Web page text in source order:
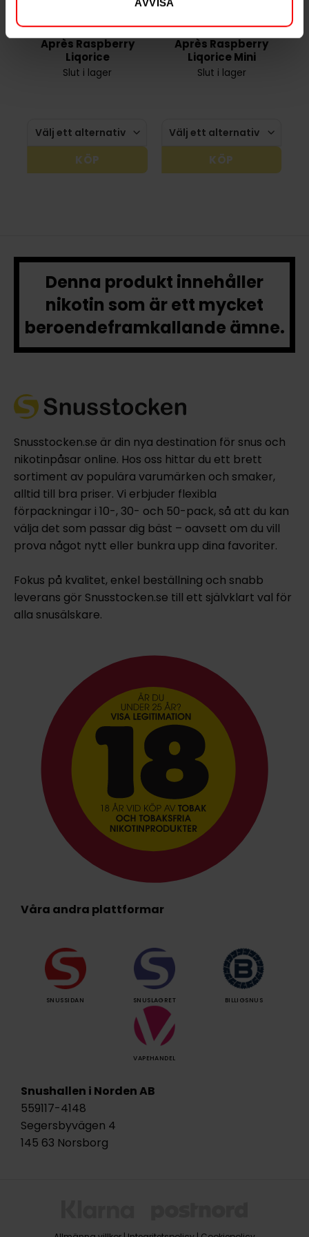
Limited Edition
Après Raspberry
Liqorice
Slut i lager
KÖP
Après Raspberry
Liqorice Mini
Slut i lager
KÖP
Denna produkt innehåller
nikotin som är ett mycket
beroendeframkallande ämne.
Snusstocken.se är din nya destination för snus och
nikotinpåsar online. Hos oss hittar du ett brett
sortiment av populära varumärken och smaker,
alltid till bra priser. Vi erbjuder flexibla
förpackningar i 10-, 30- och 50-pack, så att du kan
välja det som passar dig bäst – oavsett om du vill
prova något nytt eller bunkra upp dina favoriter.
Fokus på kvalitet, enkel beställning och snabb
leverans gör Snusstocken.se till ett självklart val för
alla snusälskare.
Våra andra plattformar
SNUSSIDAN SNUSLAGRET BILLIGSNUS
VAPEHANDEL
Snushallen i Norden AB
559117-4148
Segersbyvägen 4
145 63 Norsborg